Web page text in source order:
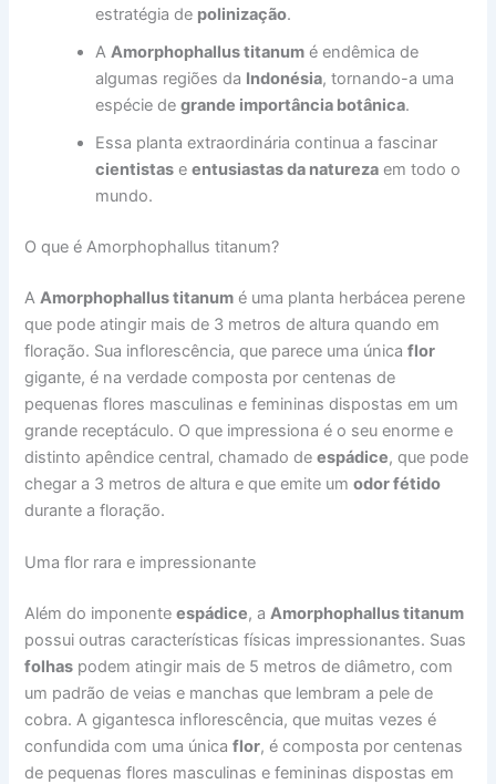
estratégia de polinização.
AAmorphophallus titanum é endêmica de
algumas regiões da Indonésia, tornando-a uma
espécie degrande importância botânica.
Essa planta extraordinária continua a fascinar
cientistas eentusiastas da natureza em todo o
mundo.
O que é Amorphophallus titanum?
AAmorphophallus titanum é uma planta herbácea perene
que pode atingir mais de 3 metros de altura quando em
floração. Sua inflorescência, que parece uma únicaflor
gigante, é na verdade composta por centenas de
pequenas flores masculinas e femininas dispostas em um
grande receptáculo. O que impressiona é o seu enorme e
distinto apêndice central, chamado deespádice, que pode
chegar a 3 metros de altura e que emite umodor fétido
durante a floração.
Uma flor rara e impressionante
Além do imponenteespádice, aAmorphophallus titanum
possui outras características físicas impressionantes. Suas
folhas podem atingir mais de 5 metros de diâmetro, com
um padrão de veias e manchas que lembram a pele de
cobra. A gigantesca inflorescência, que muitas vezes é
confundida com uma únicaflor, é composta por centenas
de pequenas flores masculinas e femininas dispostas em